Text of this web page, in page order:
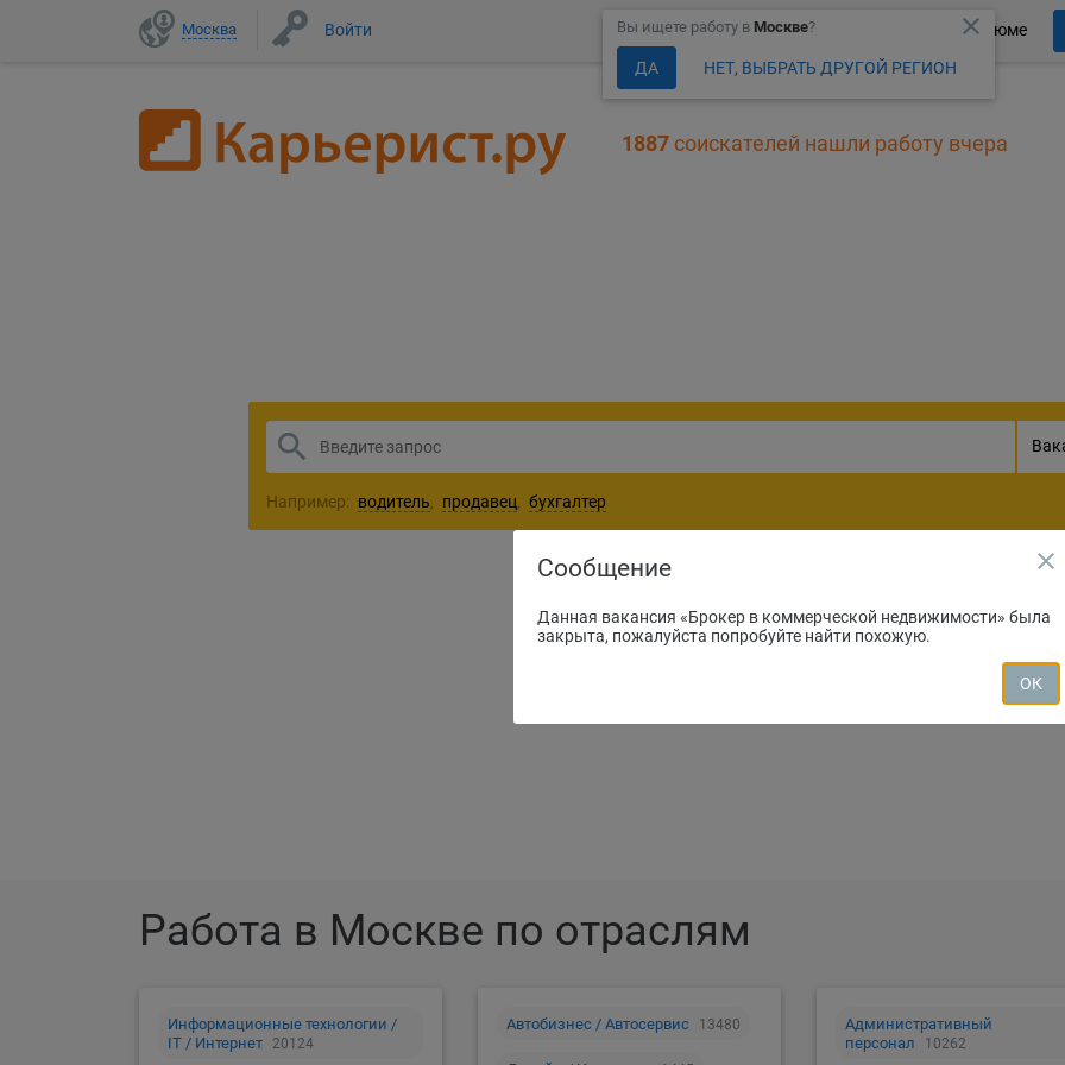
Москва Войти Более 150 000 компаний ждут Ваше резюме
close
Вы ищете работу в Москве?
ДА НЕТ, ВЫБРАТЬ ДРУГОЙ РЕГИОН
1887 соискателей нашли работу вчера
Например: водитель, продавец, бухгалтер
Создать
Работа в Москве по отраслям
Информационные технологии /
IT / Интернет
20124
Автобизнес / Автосервис 13480
Административный
персонал
10262
close
Сообщение
Данная вакансия «Брокер в коммерческой недвижимости» была
закрыта, пожалуйста попробуйте найти похожую.
ОК